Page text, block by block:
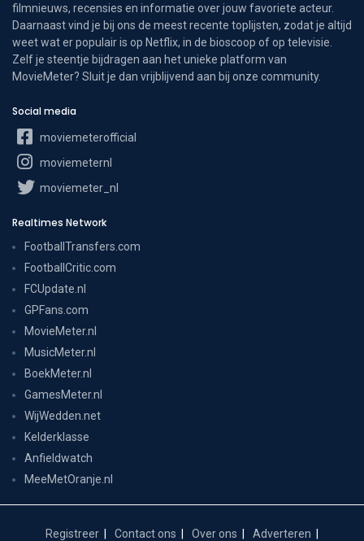
filmnieuws, recensies en informatie over jouw favoriete acteur.
Daarnaast vind je bij ons de meest recente toplijsten, zodat je altijd
weet wat er populair is op Netflix, in de bioscoop of op televisie.
Zelf je steentje bijdragen aan het unieke platform van
MovieMeter? Sluit je dan vrijblijvend aan bij onze community.
Social media
moviemeterofficial
moviemeternl
moviemeter_nl
Realtimes Network
FootballTransfers.com
FootballCritic.com
FCUpdate.nl
GPFans.com
MovieMeter.nl
MusicMeter.nl
BoekMeter.nl
GamesMeter.nl
WijWedden.net
Kelderklasse
Anfieldwatch
MeeMetOranje.nl
Registreer Contact ons Over ons Adverteren